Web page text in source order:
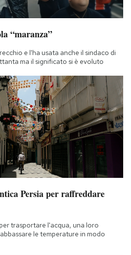
“maranza”
e l'ha usata anche il sindaco di
ma il significato si è evoluto
Persia per raffreddare
trasportare l'acqua, una loro
le temperature in modo